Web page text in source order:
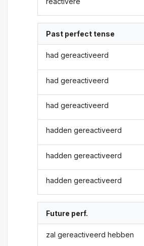
Past perfect tense
had gereactiveerd
had gereactiveerd
had gereactiveerd
hadden gereactiveerd
hadden gereactiveerd
hadden gereactiveerd
Future perf.
zal gereactiveerd hebben